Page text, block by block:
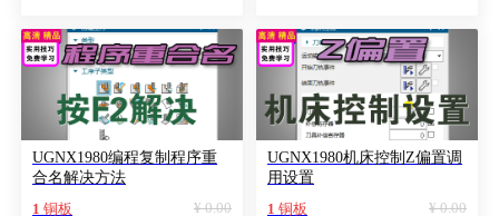
UGNX1980编程复制程序重
合名解决方法
¥ 0.00
1 铜板
UGNX1980机床控制Z偏置调
用设置
¥ 0.00
1 铜板